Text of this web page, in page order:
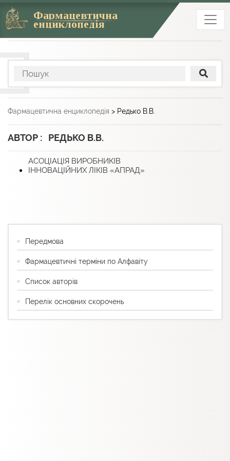
Фармацевтична
енциклопедія
Фармацевтична енциклопедія > Редько В.В.
АВТОР : РЕДЬКО В.В.
АСОЦІАЦІЯ ВИРОБНИКІВ
ІННОВАЦІЙНИХ ЛІКІВ «АПРАД»
Передмова
Фармацевтичні терміни по Алфавіту
Список авторів
Перелік основних скорочень